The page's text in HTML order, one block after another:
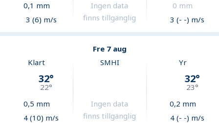
0,1 mm
3 (6) m/s
Ingen data
finns tillgänglig
0 mm
3 (- -) m/s
Fre 7 aug
Klart
32°
22°
0,5 mm
4 (10) m/s
SMHI
Ingen data
finns tillgänglig
Yr
32°
23°
0,2 mm
4 (- -) m/s